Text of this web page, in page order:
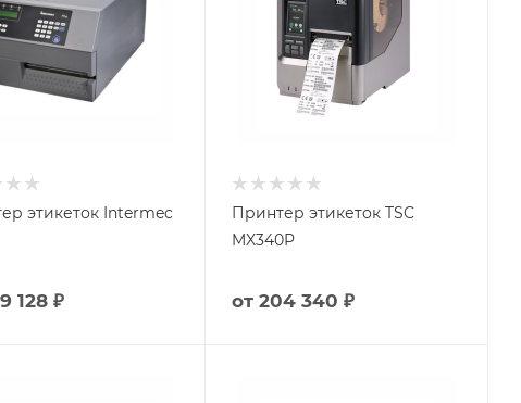
этикеток Intermec
128 ₽
Принтер этикеток TSC
MX340P
от204 340 ₽